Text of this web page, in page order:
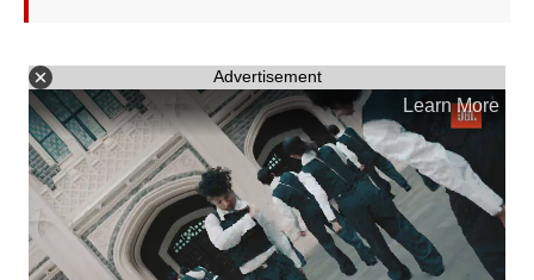
Advertisement